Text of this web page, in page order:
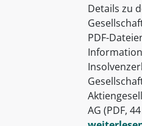
Details zu
PDF-
AG (PDF,